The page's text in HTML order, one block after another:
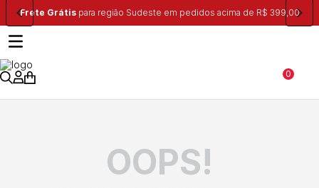
Frete Grátispara região Sudeste em pedidos acima de R$ 399,00
0
OOPS!